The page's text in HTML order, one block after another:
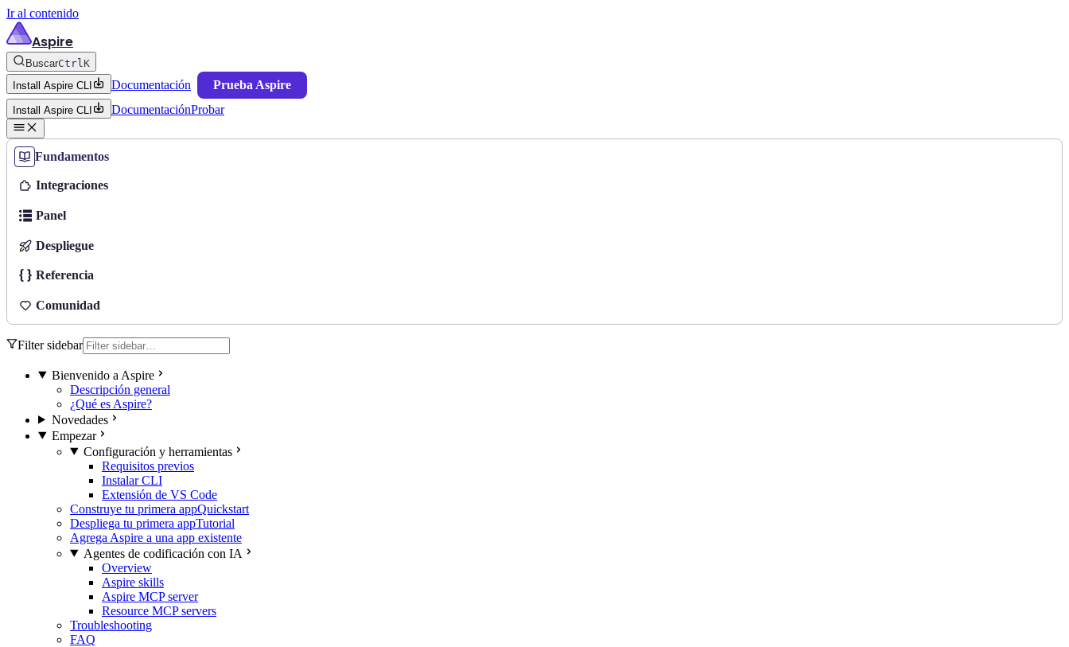
Ir al contenido
Aspire
BuscarCtrlK
Install Aspire CLI
Documentación Prueba Aspire
Install Aspire CLI DocumentaciónProbar
Fundamentos
Integraciones
Panel
Despliegue
Referencia
Comunidad
Filter sidebar
Bienvenido a Aspire
Descripción general
¿Qué es Aspire?
Novedades
Empezar
Configuración y herramientas
Requisitos previos
Instalar CLI
Extensión de VS Code
Construye tu primera appQuickstart
Despliega tu primera appTutorial
Agrega Aspire a una app existente
Agentes de codificación con IA
Overview
Aspire skills
Aspire MCP server
Resource MCP servers
Troubleshooting
FAQ